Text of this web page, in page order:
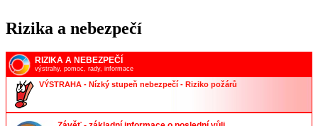
Rizika a nebezpečí